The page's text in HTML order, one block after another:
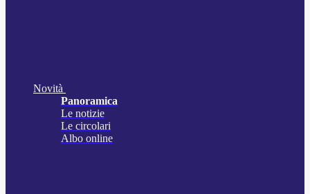
Novità
Panoramica
Le notizie
Le circolari
Albo online